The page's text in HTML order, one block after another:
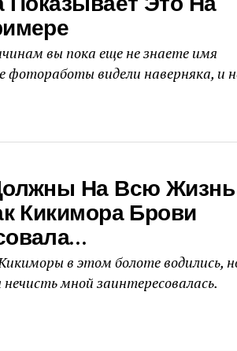
вы пока еще не знаете имя
фотоработы видели наверняка, и
На Всю Жизнь
Кикимора Брови
в этом болоте водились,
нечисть мной заинтересовалась.